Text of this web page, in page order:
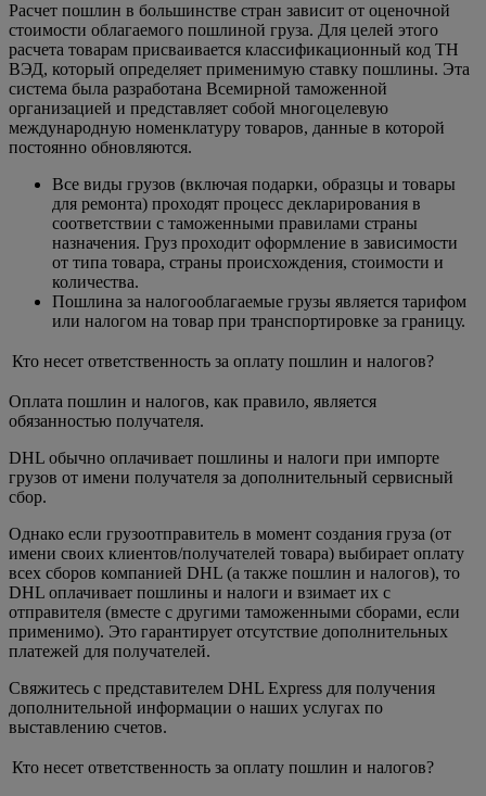
Расчет пошлин в большинстве стран зависит от оценочной
стоимости облагаемого пошлиной груза. Для целей этого
расчета товарам присваивается классификационный код ТН
ВЭД, который определяет применимую ставку пошлины. Эта
система была разработана Всемирной таможенной
организацией и представляет собой многоцелевую
международную номенклатуру товаров, данные в которой
постоянно обновляются.
Все виды грузов (включая подарки, образцы и товары
для ремонта) проходят процесс декларирования в
соответствии с таможенными правилами страны
назначения. Груз проходит оформление в зависимости
от типа товара, страны происхождения, стоимости и
количества.
Пошлина за налогооблагаемые грузы является тарифом
или налогом на товар при транспортировке за границу.
Кто несет ответственность за оплату пошлин и налогов?
Оплата пошлин и налогов, как правило, является
обязанностью получателя.
DHL обычно оплачивает пошлины и налоги при импорте
грузов от имени получателя за дополнительный сервисный
сбор.
Однако если грузоотправитель в момент создания груза (от
имени своих клиентов/получателей товара) выбирает оплату
всех сборов компанией DHL (а также пошлин и налогов), то
DHL оплачивает пошлины и налоги и взимает их с
отправителя (вместе с другими таможенными сборами, если
применимо). Это гарантирует отсутствие дополнительных
платежей для получателей.
Свяжитесь с представителем DHL Express для получения
дополнительной информации о наших услугах по
выставлению счетов.
Кто несет ответственность за оплату пошлин и налогов?